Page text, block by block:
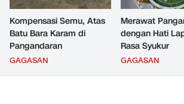
Kompensasi Semu, Atas
Batu Bara Karam di
Pangandaran
GAGASAN
Merawat
dengan Hati
Rasa Syukur
GAGASAN